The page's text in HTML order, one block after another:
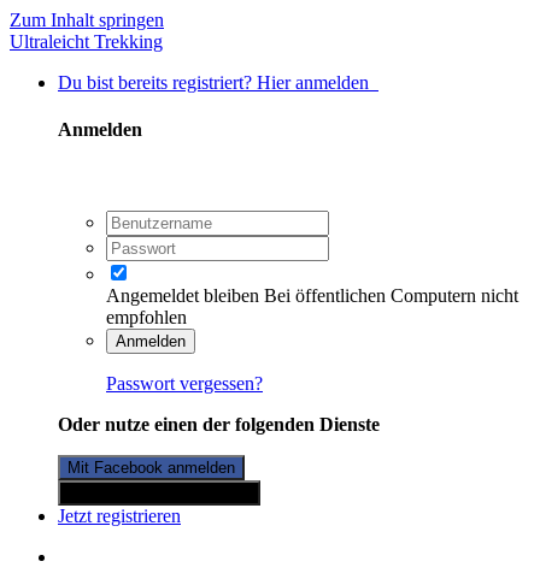
Zum Inhalt springen
Ultraleicht Trekking
Du bist bereits registriert? Hier anmelden
Anmelden
Angemeldet bleiben Bei öffentlichen Computern nicht
empfohlen
Anmelden
Passwort vergessen?
Oder nutze einen der folgenden Dienste
Mit Facebook anmelden
Jetzt registrieren